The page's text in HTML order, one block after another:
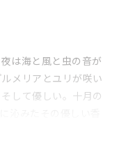
は海と風と虫の音が
メリアとユリが咲い
して優しい。十月の